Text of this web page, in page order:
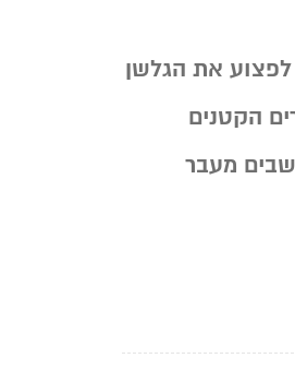
לפצוע את הגלשן
הקטנים
מעבר